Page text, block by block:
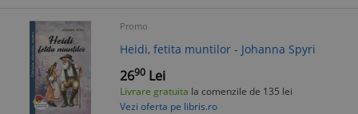
Promo
Heidi, fetita muntilor - Johanna Spyri
2690 Lei
Livrare gratuita la comenzile de 135 lei
Vezi oferta pe libris.ro